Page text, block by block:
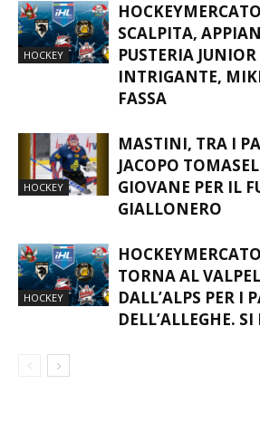
HOCKEY
SCALPITA,
PUSTERIA
INTRIGANTE,
FASSA
HOCKEY
MASTINI, TRA I
JACOPO
GIOVANE PER IL
GIALLONERO
HOCKEY
TORNA AL
DALL’ALPS PER I
DELL’ALLEGHE.